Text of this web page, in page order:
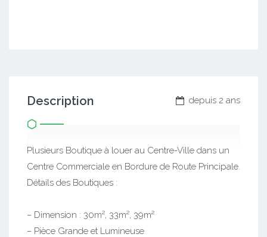
depuis 2 ans
Description
Plusieurs Boutique à louer au Centre-Ville dans un
Centre Commerciale en Bordure de Route Principale.
Détails des Boutiques :
– Dimension : 30m², 33m², 39m²
– Pièce Grande et Lumineuse